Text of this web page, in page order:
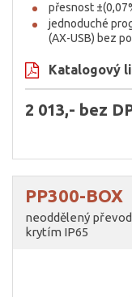
přesnost
jednoduché
(AX-USB) bez
Katalogový
2 013,- bez
PP300-BOX
neoddělený
krytím IP65